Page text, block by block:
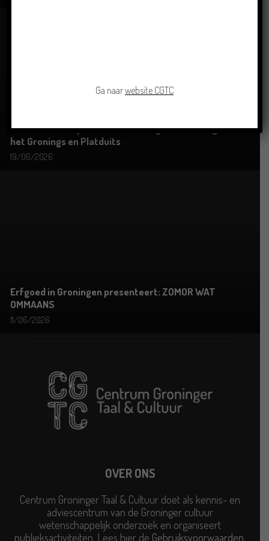
Grensoverschrijdende uitwisseling in Oldenburg rond
het Gronings en Platduits
19/06/2026
Erfgoed in Groningen presenteert: ZOMOR WAT
OMMAANS
11/06/2026
OVER ONS
Centrum Groninger Taal & Cultuur doet als kennis- en
adviescentrum van de Groninger cultuur
wetenschappelijk onderzoek en organiseert
publieksactiviteiten. Lees hier de Gebruiksvoorwaarden.
Ga naarwebsite CGTC